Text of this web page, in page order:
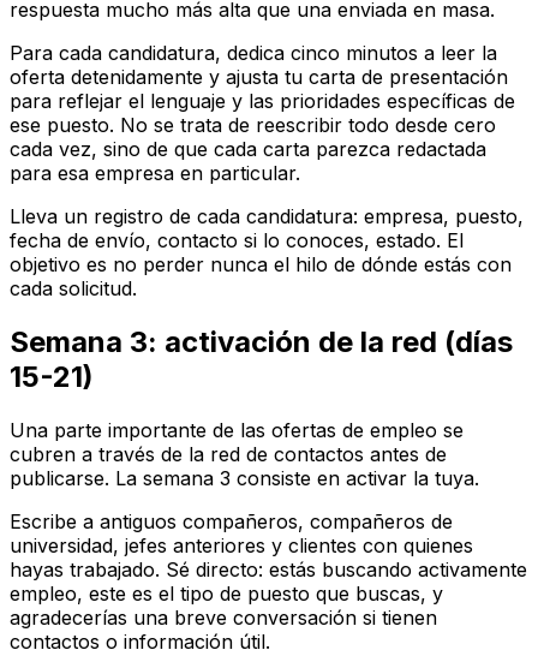
respuesta mucho más alta que una enviada en masa.
Para cada candidatura, dedica cinco minutos a leer la
oferta detenidamente y ajusta tu carta de presentación
para reflejar el lenguaje y las prioridades específicas de
ese puesto. No se trata de reescribir todo desde cero
cada vez, sino de que cada carta parezca redactada
para esa empresa en particular.
Lleva un registro de cada candidatura: empresa, puesto,
fecha de envío, contacto si lo conoces, estado. El
objetivo es no perder nunca el hilo de dónde estás con
cada solicitud.
Semana 3: activación de la red (días
15-21)
Una parte importante de las ofertas de empleo se
cubren a través de la red de contactos antes de
publicarse. La semana 3 consiste en activar la tuya.
Escribe a antiguos compañeros, compañeros de
universidad, jefes anteriores y clientes con quienes
hayas trabajado. Sé directo: estás buscando activamente
empleo, este es el tipo de puesto que buscas, y
agradecerías una breve conversación si tienen
contactos o información útil.